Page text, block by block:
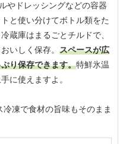
やドレッシングなどの容器
と使い分けてボトル類をた
蔵庫はまるごとチルドで、
いしく保存。 スペースが広
り保存できます。特鮮氷温
に使えますよ。
凍で食材の旨味もそのまま